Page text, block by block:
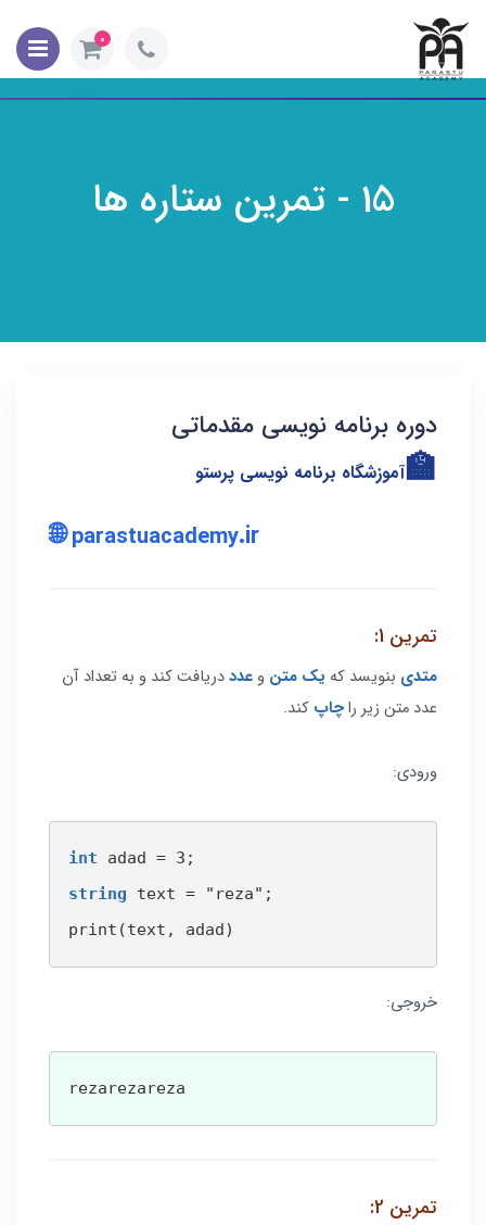
0
15 - تمرین ستاره ها
دوره برنامه نویسی مقدماتی
🏫آموزشگاه برنامه نویسی پرستو
🌐parastuacademy.ir
تمرین 1:
متدی بنویسد که یک متن و عدددریافت کند و به تعداد آن
عدد متن زیر راچاپ کند.
ورودی:
int
string text = "reza";
print(text, adad)
خروجی:
rezarezareza
تمرین 2: